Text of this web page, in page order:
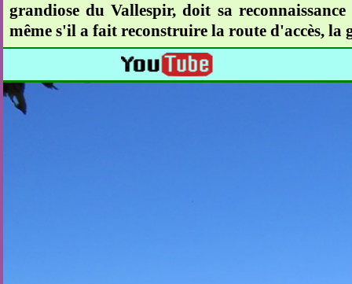
grandiose du Vallespir, doit sa
même s'il a fait reconstruire la route d'accès, la